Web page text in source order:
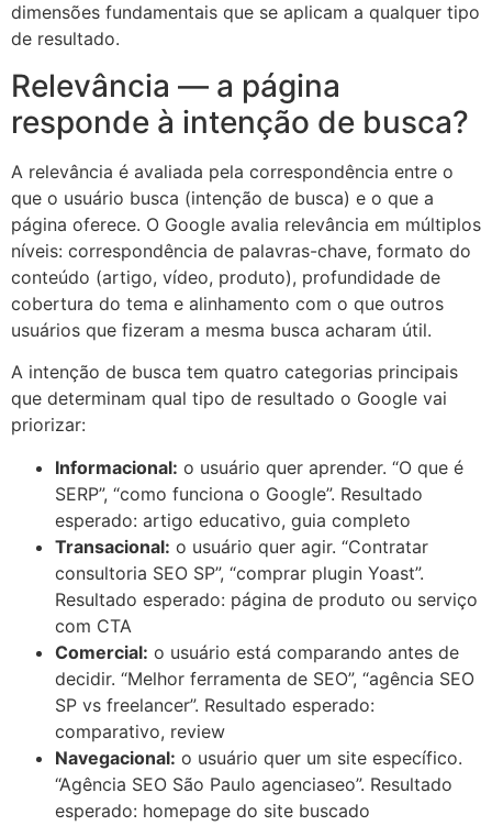
dimensões fundamentais que se aplicam a qualquer tipo
de resultado.
Relevância — a página
responde à intenção de busca?
A relevância é avaliada pela correspondência entre o
que o usuário busca (intenção de busca) e o que a
página oferece. O Google avalia relevância em múltiplos
níveis: correspondência de palavras-chave, formato do
conteúdo (artigo, vídeo, produto), profundidade de
cobertura do tema e alinhamento com o que outros
usuários que fizeram a mesma busca acharam útil.
A intenção de busca tem quatro categorias principais
que determinam qual tipo de resultado o Google vai
priorizar:
Informacional: o usuário quer aprender. “O que é
SERP”, “como funciona o Google”. Resultado
esperado: artigo educativo, guia completo
Transacional: o usuário quer agir. “Contratar
consultoria SEO SP”, “comprar plugin Yoast”.
Resultado esperado: página de produto ou serviço
com CTA
Comercial: o usuário está comparando antes de
decidir. “Melhor ferramenta de SEO”, “agência SEO
SP vs freelancer”. Resultado esperado:
comparativo, review
Navegacional: o usuário quer um site específico.
“Agência SEO São Paulo agenciaseo”. Resultado
esperado: homepage do site buscado